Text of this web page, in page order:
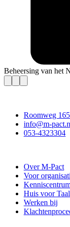
Beheersing van het
Roomweg
info@m-
053-4323304
Over M-Pact
Voor
Huis voor
Werken bij